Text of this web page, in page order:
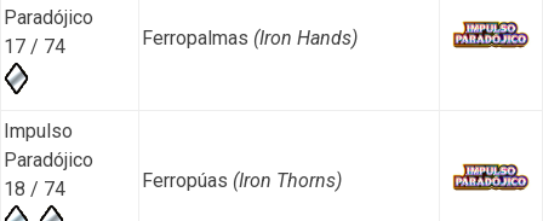
Paradójico
17 / 74
Ferropalmas (Iron Hands)
Impulso
Paradójico
18 / 74
Ferropúas (Iron Thorns)